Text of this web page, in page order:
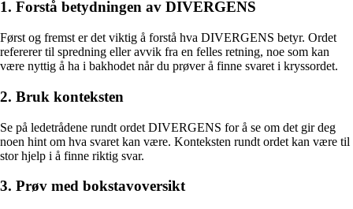
1. Forstå betydningen av DIVERGENS
Først og fremst er det viktig å forstå hva DIVERGENS betyr. Ordet
refererer til spredning eller avvik fra en felles retning, noe som kan
være nyttig å ha i bakhodet når du prøver å finne svaret i kryssordet.
2. Bruk konteksten
Se på ledetrådene rundt ordet DIVERGENS for å se om det gir deg
noen hint om hva svaret kan være. Konteksten rundt ordet kan være til
stor hjelp i å finne riktig svar.
3. Prøv med bokstavoversikt